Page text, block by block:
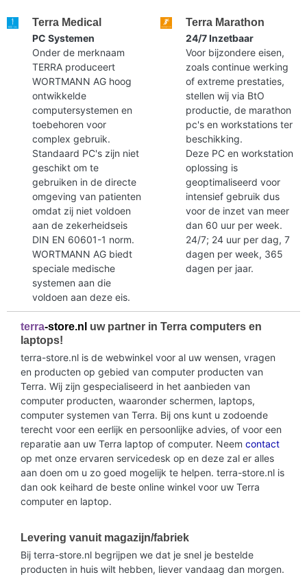
Terra Medical
PC Systemen
Onder de merknaam
TERRA produceert
WORTMANN AG hoog
ontwikkelde
computersystemen en
toebehoren voor
complex gebruik.
Standaard PC's zijn niet
geschikt om te
gebruiken in de directe
omgeving van patienten
omdat zij niet voldoen
aan de zekerheidseis
DIN EN 60601-1 norm.
WORTMANN AG biedt
speciale medische
systemen aan die
voldoen aan deze eis.
Terra Marathon
24/7 Inzetbaar
Voor bijzondere eisen,
zoals continue werking
of extreme prestaties,
stellen wij via BtO
productie, de marathon
pc's en workstations ter
beschikking.
Deze PC en workstation
oplossing is
geoptimaliseerd voor
intensief gebruik dus
voor de inzet van meer
dan 60 uur per week.
24/7; 24 uur per dag, 7
dagen per week, 365
dagen per jaar.
terra-store.nl uw partner in Terra computers en
laptops!
terra-store.nl is de webwinkel voor al uw wensen, vragen
en producten op gebied van computer producten van
Terra. Wij zijn gespecialiseerd in het aanbieden van
computer producten, waaronder schermen, laptops,
computer systemen van Terra. Bij ons kunt u zodoende
terecht voor een eerlijk en persoonlijke advies, of voor een
reparatie aan uw Terra laptop of computer. Neem contact
op met onze ervaren servicedesk op en deze zal er alles
aan doen om u zo goed mogelijk te helpen. terra-store.nl is
dan ook keihard de beste online winkel voor uw Terra
computer en laptop.
Levering vanuit magazijn/fabriek
Bij terra-store.nl begrijpen we dat je snel je bestelde
producten in huis wilt hebben, liever vandaag dan morgen.